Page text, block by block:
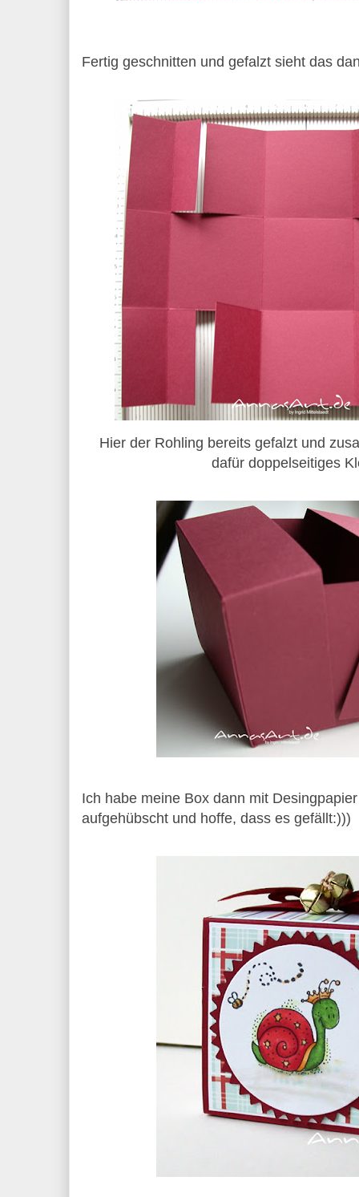
Fertig geschnitten und gefalzt sieht das
Hier der Rohling bereits gefalzt und
dafür doppelseitiges
Ich habe meine Box dann mit
aufgehübscht und hoffe, dass es gefällt:)))